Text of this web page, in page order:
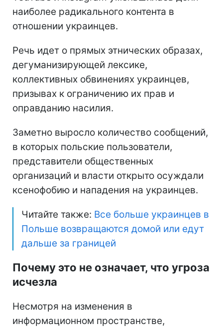
наиболее радикального контента в
отношении украинцев.
Речь идет о прямых этнических образах,
дегуманизирующей лексике,
коллективных обвинениях украинцев,
призывах к ограничению их прав и
оправданию насилия.
Заметно выросло количество сообщений,
в которых польские пользователи,
представители общественных
организаций и власти открыто осуждали
ксенофобию и нападения на украинцев.
Читайте также: Все больше украинцев в
Польше возвращаются домой или едут
дальше за границей
Почему это не означает, что угроза
исчезла
Несмотря на изменения в
информационном пространстве,